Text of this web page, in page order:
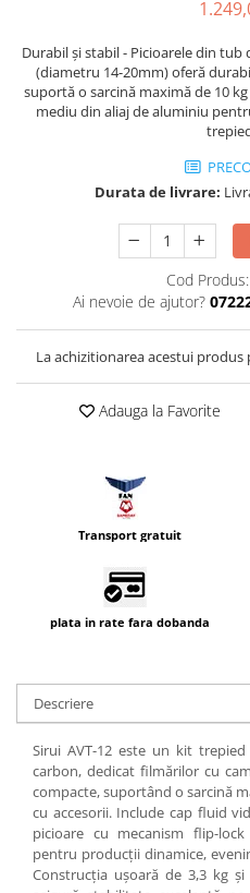
Accesorii diverse
Durabil și stabil - Picioarele din
(diametru 14-20mm) oferă
suportă o sarcină maximă de 10
mediu din aliaj de aluminiu
Durata de livrare:
Cod Produs:
Ai nevoie de ajutor?
La achizitionarea acestui
Adauga la Favorite
Transport gratuit
plata in rate fara dobanda
Descriere
Sirui AVT-12 este un kit
carbon, dedicat filmărilor cu
compacte, suportând o sarcină
cu accesorii. Include cap fluid
picioare cu mecanism flip-
pentru producții dinamice,
Construcția ușoară de 3,3 kg